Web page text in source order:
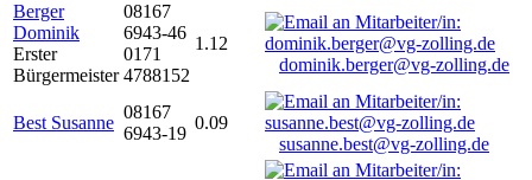
Berger
Dominik
Erster
Bürgermeister
08167
6943-46
0171
4788152
1.12
dominik.berger@vg-zolling.de
Best Susanne
08167
6943-19
0.09
susanne.best@vg-zolling.de